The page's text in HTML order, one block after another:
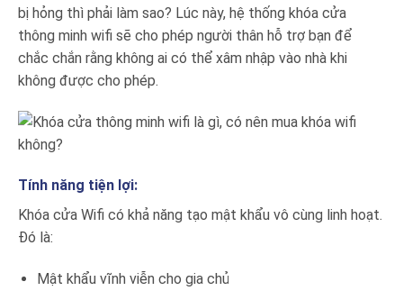
bị hỏng thì phải làm sao? Lúc này, hệ thống khóa cửa
thông minh wifi sẽ cho phép người thân hỗ trợ bạn để
chắc chắn rằng không ai có thể xâm nhập vào nhà khi
không được cho phép.
Tính năng tiện lợi:
Khóa cửa Wifi có khả năng tạo mật khẩu vô cùng linh hoạt.
Đó là:
Mật khẩu vĩnh viễn cho gia chủ